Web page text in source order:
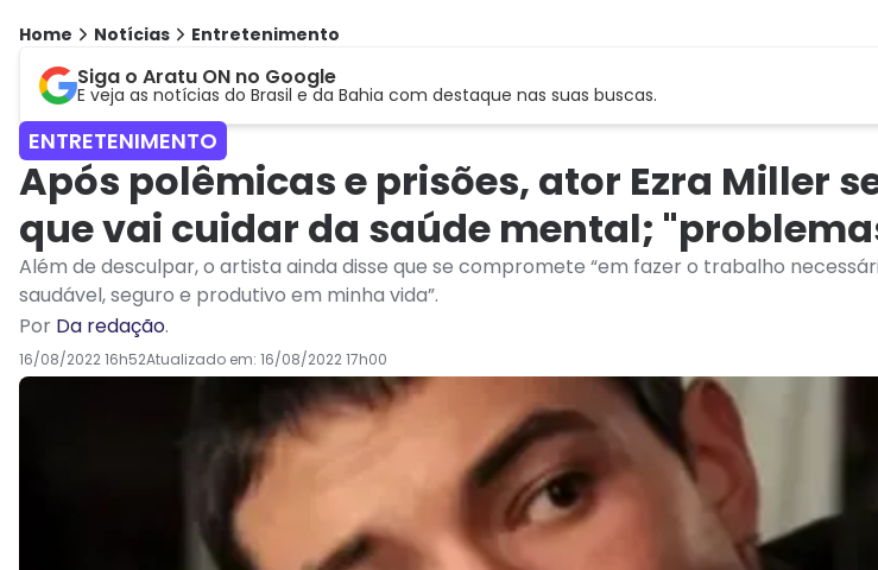
Home Notícias Entretenimento
Siga o Aratu ON no Google
E veja as notícias do Brasil e da Bahia com destaque nas suas buscas.
ENTRETENIMENTO
Após polêmicas e prisões, ator Ezra Miller
que vai cuidar da saúde mental;
Além de desculpar, o artista ainda disse que se compromete “em fazer o trabalho
saudável, seguro e produtivo em minha vida”.
Por Da redação.
16/08/2022 16h52Atualizado em: 16/08/2022 17h00